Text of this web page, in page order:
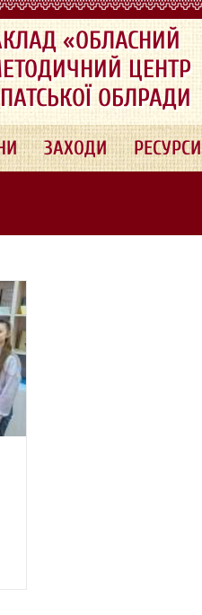
«ОБЛАСНИЙ
ЦЕНТР
ОБЛРАДИ
ЗАХОДИ РЕСУРСИ